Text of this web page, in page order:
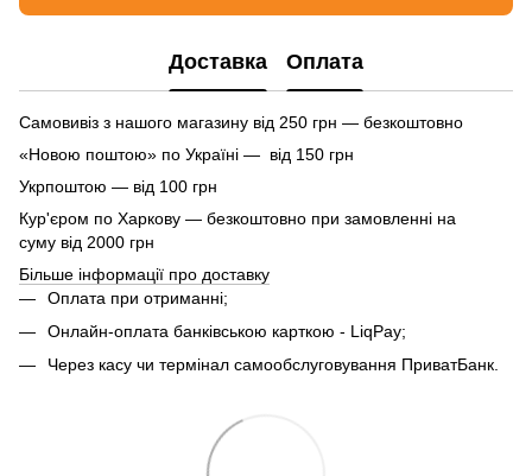
Доставка Оплата
Самовивіз з нашого магазину від 250 грн — безкоштовно
«Новою поштою» по Україні — від 150 грн
Укрпоштою — від 100 грн
Кур'єром по Харкову — безкоштовно при замовленні на
суму від 2000 грн
Більше інформації про доставку
Оплата при отриманні;
Онлайн-оплата банківською карткою - LiqPay;
Через касу чи термінал самообслуговування ПриватБанк.